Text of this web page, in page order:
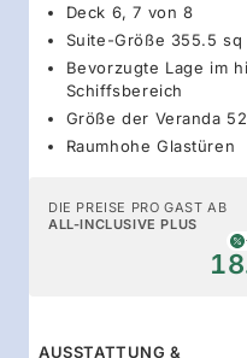
Deck 6, 7 von 8
Suite-Größe 355.5
Bevorzugte Lage im
Schiffsbereich
Größe der Veranda
Raumhohe Glastüren
DIE PREISE PRO GAST AB
ALL-INCLUSIVE PLUS
AUSSTATTUNG &